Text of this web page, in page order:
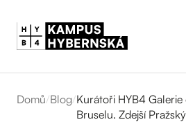
Domů/Blog/Kurátoři HYB4
Bruselu. Zdejší